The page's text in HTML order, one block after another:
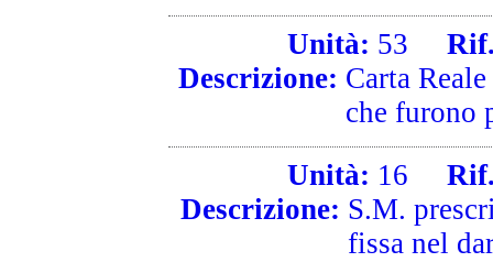
Unità: 53
Rif.
Descrizione: Carta
che furono
Unità: 16
Rif.
Descrizione: S.M.
fissa nel